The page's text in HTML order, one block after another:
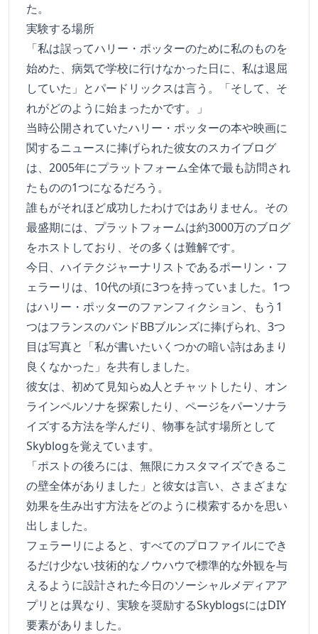
た。
実験する場所
「私は誤ってハリー・ポッターのために私のものを
始めた、病気で学校に行けなかった日に、私は退屈
していた」とパードリックスは言う。「そして、そ
れがどのように始まったかです。」
当時公開されていたハリー・ポッターの本や映画に
関するニュースに捧げられた彼女のスカイブログ
は、2005年にプラットフォーム全体で最も訪問され
たものの1つになるだろう。
誰もがそれほど成功したわけではありません。その
最盛期には、プラットフォームは約3000万のブログ
をホストしており、その多くは難解です。
今日、ハイテクジャーナリストであるポーリン・フ
ェラーリは、10代の頃に3つを持っていました。1つ
はハリー・ポッターのファンフィクション、もう1
つはフランスのバンドBBブルンズに捧げられ、3つ
目は写真と「私が書いたいくつかの暗い詩はあまり
良くなかった」を共有しました。
彼女は、初めて見知らぬ人とチャットしたり、オン
ラインペルソナを探索したり、ページをパーソナラ
イズする方法を学んだり、物事を試す場所として
Skyblogを覚えています。
「ポストの後ろには、無限にカスタマイズできるこ
の壁全体がありました」と彼女は言い、さまざまな
効果を生み出す方法をどのように模索するかを思い
出しました。
フェラーリによると、すべてのプロファイルにでき
るだけ少ない技術的なノウハウで標準的な外観を与
えるように設計された今日のソーシャルメディアア
プリとは異なり、実験を奨励するSkyblogsにはDIY
要素がありました。